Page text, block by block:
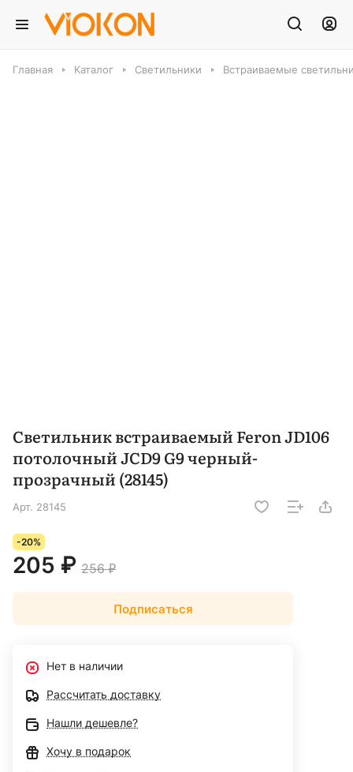
Главная Каталог Светильники Встраиваемые
Светильник встраиваемый Feron JD106
потолочный JCD9 G9 черный-
прозрачный (28145)
Арт. 28145
-20%
205 ₽ 256 ₽
Подписаться
Нет в наличии
Рассчитать доставку
Нашли дешевле?
Хочу в подарок